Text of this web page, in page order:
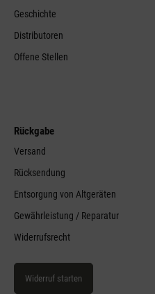
Geschichte
Distributoren
Offene Stellen
Rückgabe
Versand
Rücksendung
Entsorgung von Altgeräten
Gewährleistung / Reparatur
Widerrufsrecht
Widerruf starten